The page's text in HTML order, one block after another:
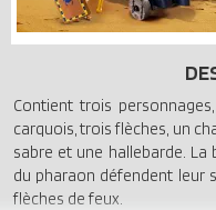
Contient trois
carquois, trois flèches, un
sabre et une hallebarde.
du pharaon défendent leur
flèches de feux.